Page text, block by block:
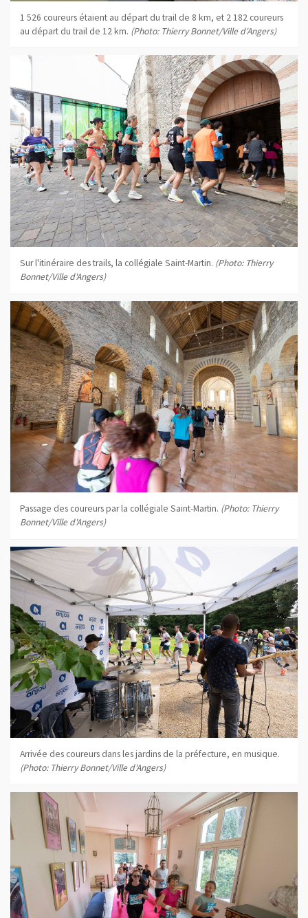
1 526 coureurs étaient au départ du trail de 8 km, et 2 182 coureurs
au départ du trail de 12 km. (Photo: Thierry Bonnet/Ville d'Angers)
Sur l'itinéraire des trails, la collégiale Saint-Martin. (Photo: Thierry
Bonnet/Ville d'Angers)
Passage des coureurs par la collégiale Saint-Martin. (Photo: Thierry
Bonnet/Ville d'Angers)
Arrivée des coureurs dans les jardins de la préfecture, en musique.
(Photo: Thierry Bonnet/Ville d'Angers)